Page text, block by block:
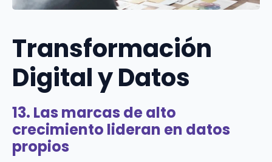
Transformación
Digital y Datos
13. Las marcas de alto
crecimiento lideran en datos
propios